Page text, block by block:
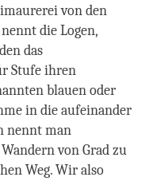
von den
die Logen,
das
Stufe ihren
blauen oder
in die aufeinander
nennt man
von Grad zu
Weg. Wir also